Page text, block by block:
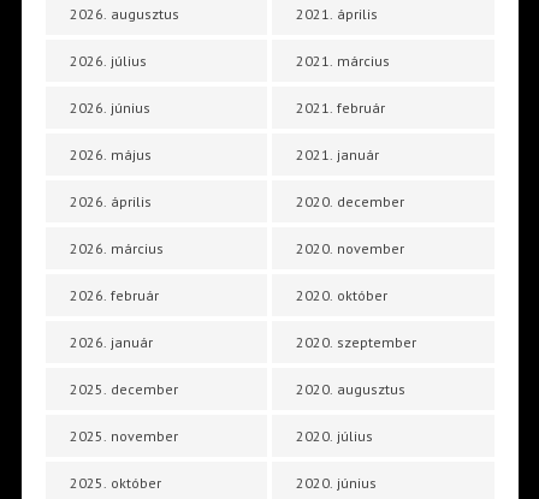
2026. augusztus
2026. július
2026. június
2026. május
2026. április
2026. március
2026. február
2026. január
2025. december
2025. november
2025. október
2021. április
2021. március
2021. február
2021. január
2020. december
2020. november
2020. október
2020. szeptember
2020. augusztus
2020. július
2020. június